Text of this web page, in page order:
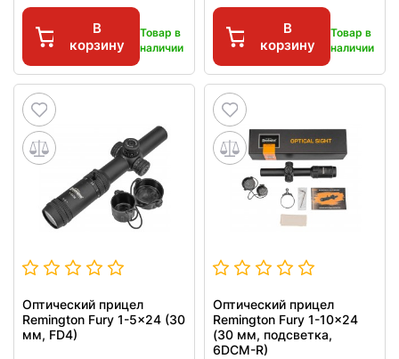
В
корзину
Товар в
наличии
В
корзину
Товар в
наличии
Оптический прицел
Remington Fury 1-5x24 (30
мм, FD4)
Оптический прицел
Remington Fury 1-10x24
(30 мм, подсветка,
6DCM-R)